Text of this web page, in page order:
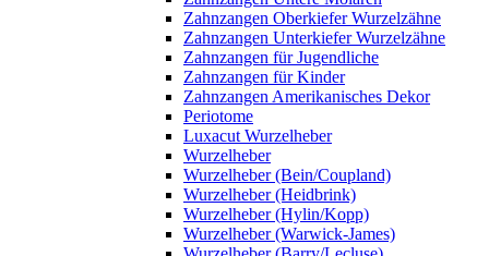
Zahnzangen Oberkiefer Wurzelzähne
Zahnzangen Unterkiefer Wurzelzähne
Zahnzangen für Jugendliche
Zahnzangen für Kinder
Zahnzangen Amerikanisches Dekor
Periotome
Luxacut Wurzelheber
Wurzelheber
Wurzelheber (Bein/Coupland)
Wurzelheber (Heidbrink)
Wurzelheber (Hylin/Kopp)
Wurzelheber (Warwick-James)